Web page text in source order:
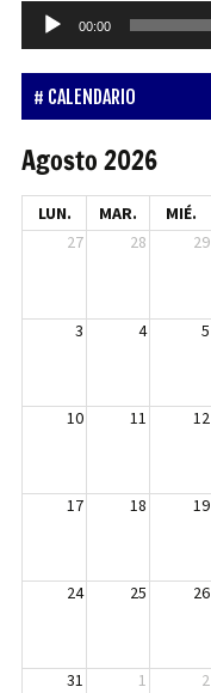
Reproductor
00:00
CALENDARIO
Agosto 2026
LUN. MAR. MIÉ.
27
28 29
3 4 5
10 11 12
17 18 19
24 25 26
31 1 2